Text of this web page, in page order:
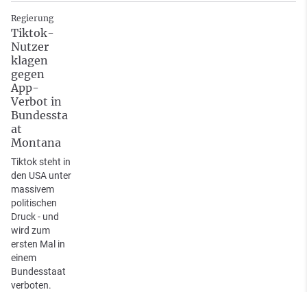
Regierung
Tiktok-
Nutzer
klagen
gegen
App-
Verbot in
Bundessta
at
Montana
Tiktok steht in
den USA unter
massivem
politischen
Druck - und
wird zum
ersten Mal in
einem
Bundesstaat
verboten.